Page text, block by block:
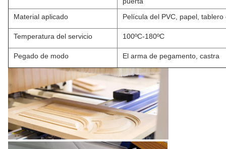
Material aplicado
Película del PVC, papel,
Temperatura del servicio 100ºC-180ºC
Pegado de modo El arma de pegamento, castra